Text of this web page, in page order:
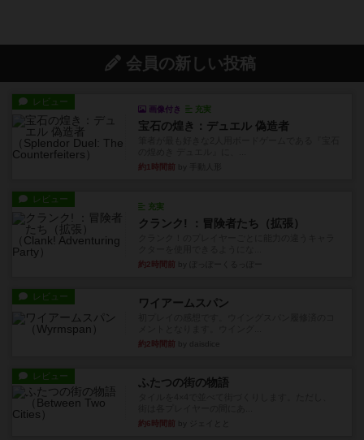
画像付き
宝石の煌き：デュエル 偽造者
の煌めき デュエル』に、...
約1時間前 by 手動人形
レビュー
クターを使用できるようにな...
約2時間前 by ぽっぽーくるっぽー
レビュー
初プレイの感想です。ウイングスパン履修済のコ
約2時間前 by daisdice
レビュー
タイルを4×4で並べて街づくりします。ただし、
約6時間前 by ジェイとと
ルール/インスト